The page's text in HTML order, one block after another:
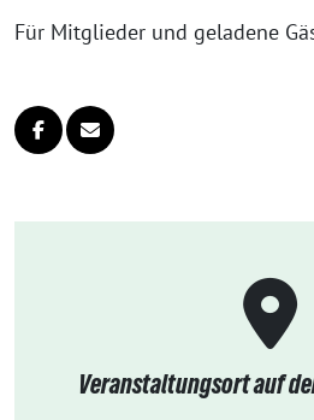
Für Mitglieder und geladene
Veranstaltungsort auf